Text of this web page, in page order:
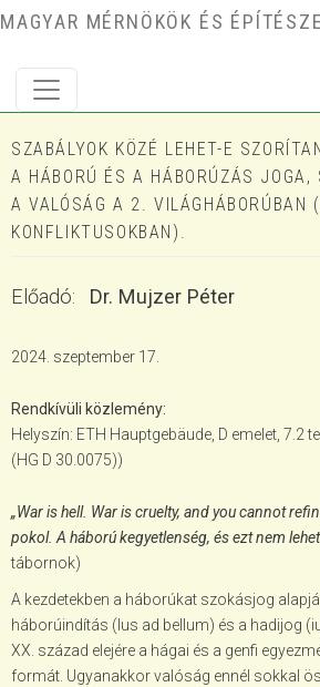
Ugrás a tartalomra
MAGYAR MÉRNÖKÖK ÉS
SZABÁLYOK KÖZÉ LEHET-E
A HÁBORÚ ÉS A HÁBORÚZÁS JOGA,
A VALÓSÁG A 2. VILÁGHÁBORÚBAN
KONFLIKTUSOKBAN).
Előadó Dr. Mujzer Péter
2024. szeptember 17.
Rendkívüli közlemény
Helyszín: ETH Hauptgebäude, D emelet, 7.2
(HG D 30.0075))
„War is hell. War is cruelty, and you cannot
pokol. A háború kegyetlenség, és ezt nem
tábornok)
A kezdetekben a háborúkat szokásjog
háborúindítás (Ius ad bellum) és a hadijog
XX. század elejére a hágai és a genfi
formát. Ugyanakkor valóság ennél sokkal